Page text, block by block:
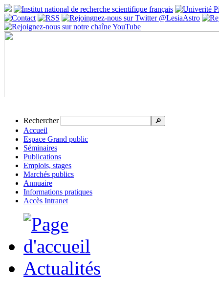
Rechercher 🔎
Accueil
Espace Grand public
Séminaires
Publications
Emplois, stages
Marchés publics
Annuaire
Informations pratiques
Accès Intranet
Actualités